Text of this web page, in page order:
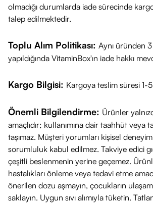
olmadığı durumlarda iade sürecinde
talep edilmektedir.
Toplu Alım Politikası: Aynı üründen
yapıldığında VitaminBox'ın iade hakkı
Kargo Bilgisi: Kargoya teslim süresi 1-
Önemli Bilgilendirme: Ürünler
amaçlıdır; kullanımına dair taahhüt veya
taşımaz. Müşteri yorumları kişisel
sorumluluk kabul edilmez. Takviye edici
çeşitli beslenmenin yerine geçemez.
hastalıkları önleme veya tedavi etme
önerilen dozu aşmayın, çocukların
saklayın. Uygun sıvı alımıyla tüketin.